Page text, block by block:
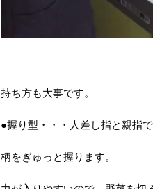
持ち方も大事です。
●握り型・・・人差し指と親指
柄をぎゅっと握ります。